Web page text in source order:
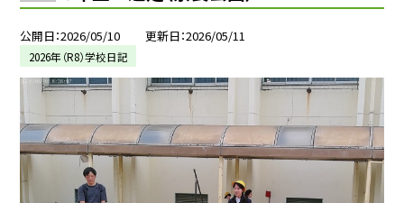
公開日 2026/05/10 更新日 2026/05/11
2026年（R8）学校日記